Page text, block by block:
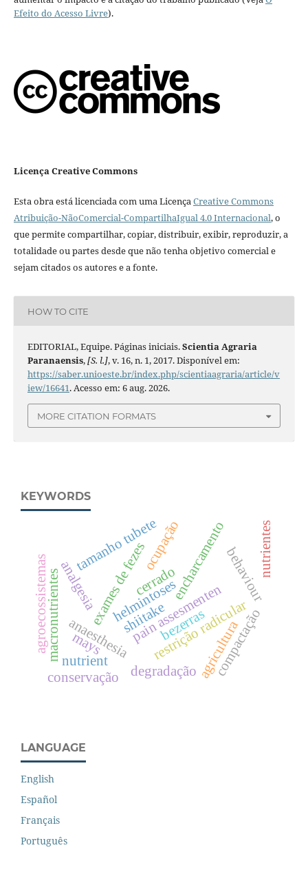
Efeito do Acesso Livre).
Licença Creative Commons
Esta obra está licenciada com uma LicençaCreative Commons
Atribuição-NãoComercial-CompartilhaIgual 4.0 Internacional, o
que permite compartilhar, copiar, distribuir, exibir, reproduzir, a
totalidade ou partes desde que não tenha objetivo comercial e
sejam citados os autores e a fonte.
HOW TO CITE
EDITORIAL, Equipe. Páginas iniciais.Scientia Agraria
Paranaensis,[S. l.], v. 16, n. 1, 2017. Disponível em:
https://saber.unioeste.br/index.php/scientiaagraria/article/v
iew/16641. Acesso em: 6 aug. 2026.
MORE CITATION FORMATS
KEYWORDS
bezerras
exames de fezes
helmintosesrestrição radicular
encharcamento
tamanho tubete
anaesthesia
analgesia pain assesmenten
behaviour
macronutrientes cerrado
ocupação
agricultura
degradação
agroecossistemas
conservação
nutrientes
nutrient compactação
shiitake
mays
LANGUAGE
English
Español
Français
Português